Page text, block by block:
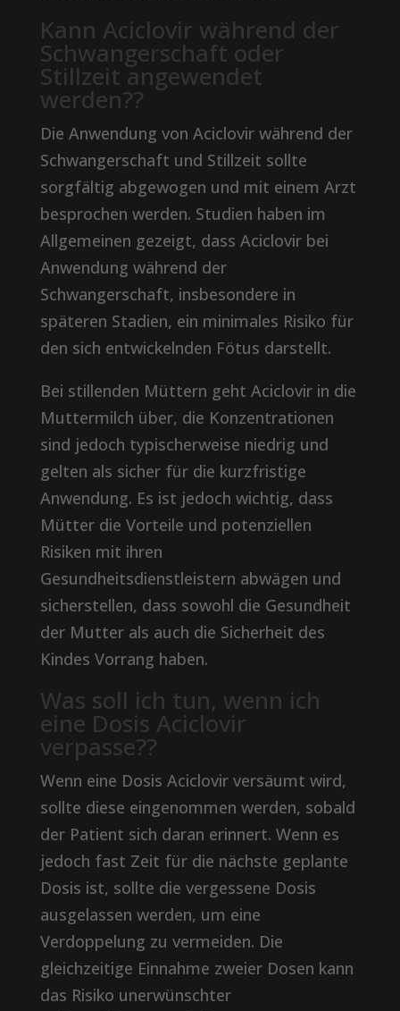
Kann Aciclovir während der
Schwangerschaft oder
Stillzeit angewendet
werden??
Die Anwendung von Aciclovir während der
Schwangerschaft und Stillzeit sollte
sorgfältig abgewogen und mit einem Arzt
besprochen werden. Studien haben im
Allgemeinen gezeigt, dass Aciclovir bei
Anwendung während der
Schwangerschaft, insbesondere in
späteren Stadien, ein minimales Risiko für
den sich entwickelnden Fötus darstellt.
Bei stillenden Müttern geht Aciclovir in die
Muttermilch über, die Konzentrationen
sind jedoch typischerweise niedrig und
gelten als sicher für die kurzfristige
Anwendung. Es ist jedoch wichtig, dass
Mütter die Vorteile und potenziellen
Risiken mit ihren
Gesundheitsdienstleistern abwägen und
sicherstellen, dass sowohl die Gesundheit
der Mutter als auch die Sicherheit des
Kindes Vorrang haben.
Was soll ich tun, wenn ich
eine Dosis Aciclovir
verpasse??
Wenn eine Dosis Aciclovir versäumt wird,
sollte diese eingenommen werden, sobald
der Patient sich daran erinnert. Wenn es
jedoch fast Zeit für die nächste geplante
Dosis ist, sollte die vergessene Dosis
ausgelassen werden, um eine
Verdoppelung zu vermeiden. Die
gleichzeitige Einnahme zweier Dosen kann
das Risiko unerwünschter